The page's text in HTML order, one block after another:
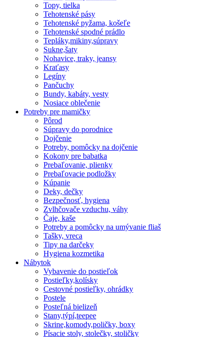
Topy, tielka
Tehotenské pásy
Tehotenské pyžama, košeľe
Tehotenské spodné prádlo
Tepláky,mikiny,súpravy
Sukne,šaty
Nohavice, traky, jeansy
Kraťasy
Legíny
Pančuchy
Bundy, kabáty, vesty
Nosiace oblečenie
Potreby pre mamičky
Pôrod
Súpravy do porodnice
Dojčenie
Potreby, pomôcky na dojčenie
Kokony pre babatka
Prebaľovanie, plienky
Prebaľovacie podložky
Kúpanie
Deky, dečky
Bezpečnosť, hygiena
Zvlhčovače vzduchu, váhy
Čaje, kaše
Potreby a pomôcky na umývanie fliaš
Tašky, vreca
Tipy na darčeky
Hygiena kozmetika
Nábytok
Vybavenie do postieľok
Postieľky,kolísky
Cestovné postieľky, ohrádky
Postele
Posteľná bielizeň
Stany,týpí,teepee
Skrine,komody,poličky, boxy
Písacie stoly, stolečky, stoličky